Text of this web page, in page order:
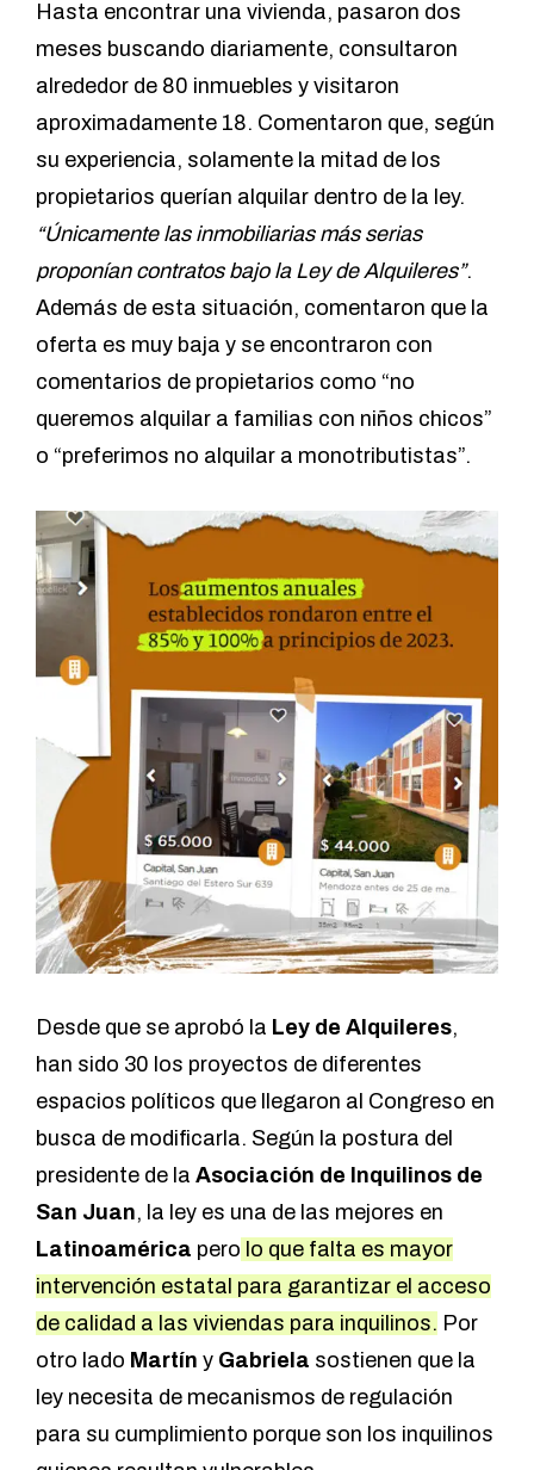
Hasta encontrar una vivienda, pasaron dos
meses buscando diariamente, consultaron
alrededor de 80 inmuebles y visitaron
aproximadamente 18. Comentaron que, según
su experiencia, solamente la mitad de los
propietarios querían alquilar dentro de la ley.
“Únicamente las inmobiliarias más serias
proponían contratos bajo la Ley de Alquileres”.
Además de esta situación, comentaron que la
oferta es muy baja y se encontraron con
comentarios de propietarios como “no
queremos alquilar a familias con niños chicos”
o “preferimos no alquilar a monotributistas”.
Desde que se aprobó la Ley de Alquileres,
han sido 30 los proyectos de diferentes
espacios políticos que llegaron al Congreso en
busca de modificarla. Según la postura del
presidente de la Asociación de Inquilinos de
San Juan, la ley es una de las mejores en
Latinoamérica pero lo que falta es mayor
intervención estatal para garantizar el acceso
de calidad a las viviendas para inquilinos. Por
otro lado Martín y Gabriela sostienen que la
ley necesita de mecanismos de regulación
para su cumplimiento porque son los inquilinos